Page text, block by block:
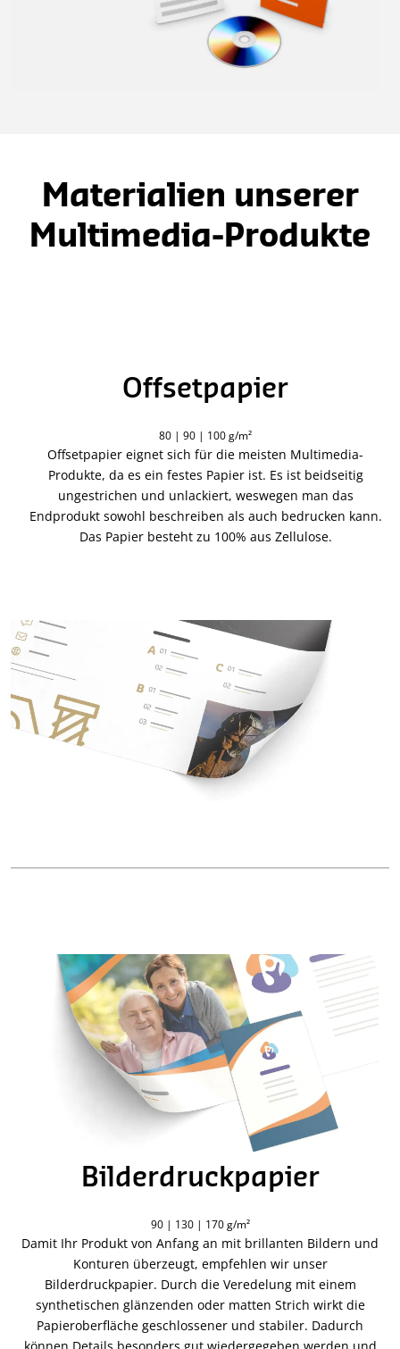
Materialien unserer
Multimedia-Produkte
Offsetpapier
80 | 90 | 100 g/m²
Offsetpapier eignet sich für die meisten Multimedia-
Produkte, da es ein festes Papier ist. Es ist beidseitig
ungestrichen und unlackiert, weswegen man das
Endprodukt sowohl beschreiben als auch bedrucken kann.
Das Papier besteht zu 100% aus Zellulose.
Bilderdruckpapier
90 | 130 | 170 g/m²
Damit Ihr Produkt von Anfang an mit brillanten Bildern und
Konturen überzeugt, empfehlen wir unser
Bilderdruckpapier. Durch die Veredelung mit einem
synthetischen glänzenden oder matten Strich wirkt die
Papieroberfläche geschlossener und stabiler. Dadurch
können Details besonders gut wiedergegeben werden und